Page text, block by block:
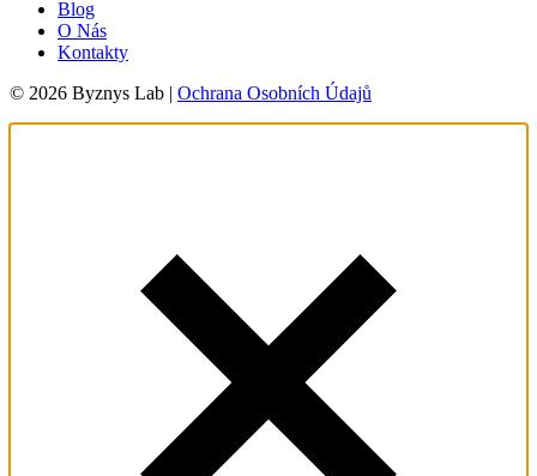
Blog
O Nás
Kontakty
© 2026 Byznys Lab | Ochrana Osobních Údajů